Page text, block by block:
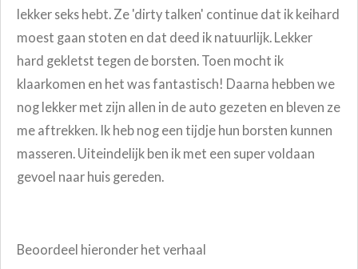
lekker seks hebt. Ze 'dirty talken' continue dat ik keihard
moest gaan stoten en dat deed ik natuurlijk. Lekker
hard gekletst tegen de borsten. Toen mocht ik
klaarkomen en het was fantastisch! Daarna hebben we
nog lekker met zijn allen in de auto gezeten en bleven ze
me aftrekken. Ik heb nog een tijdje hun borsten kunnen
masseren. Uiteindelijk ben ik met een super voldaan
gevoel naar huis gereden.
Beoordeel hieronder het verhaal